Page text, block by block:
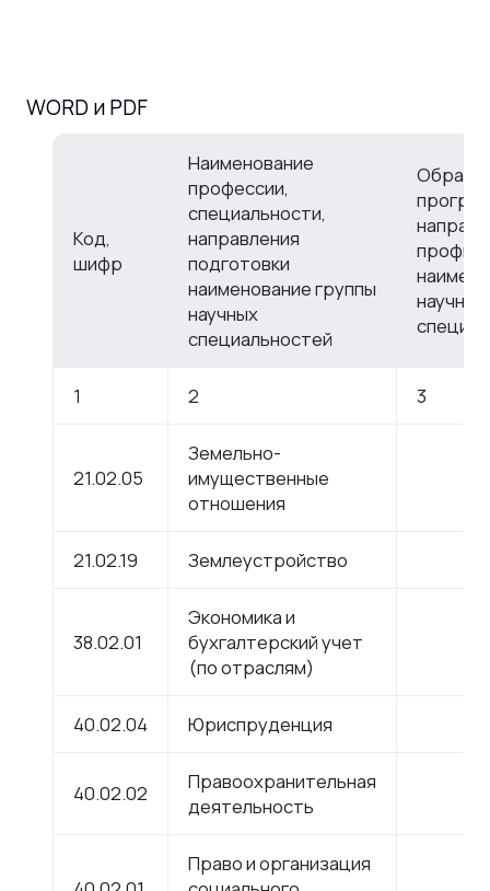
WORD и PDF
Код,
шифр
Наименование
профессии,
специальности,
направления
подготовки
наименование группы
научных
специальностей
научной
1 2 3
21.02.05
Земельно-
имущественные
отношения
21.02.19 Землеустройство
38.02.01
Экономика и
бухгалтерский учет
(по отраслям)
40.02.04 Юриспруденция
40.02.02
Правоохранительная
деятельность
Право и организация